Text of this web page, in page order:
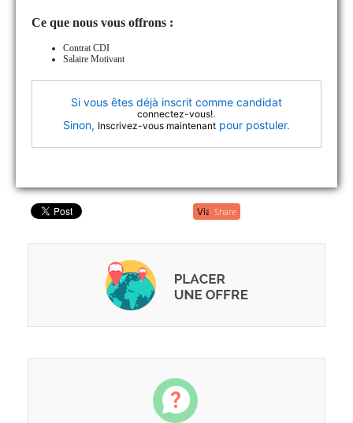
Ce que nous vous offrons :
Contrat CDI
Salaire Motivant
Si vous êtes déjà inscrit comme candidat
connectez-vous!.
Sinon, Inscrivez-vous maintenant pour postuler.
Share